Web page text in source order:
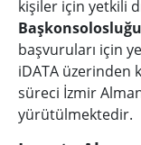
kişiler için yetkili
Başkonsolosluğu
başvuruları için
iDATA üzerinden
süreci İzmir
yürütülmektedir.